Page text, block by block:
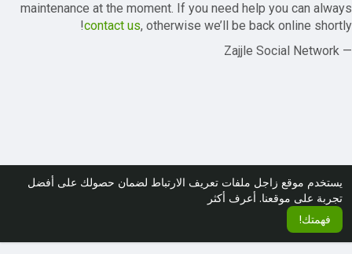
يستخدم موقع زاجل ملفات تعريف الارتباط لضمان حصولك على أفضل
تجربة على موقعنا. أعرف أكثر
فهمتك!
maintenance at the moment. If you need help you can always
contact us, otherwise we’ll be back online shortly!
— Zajjle Social Network